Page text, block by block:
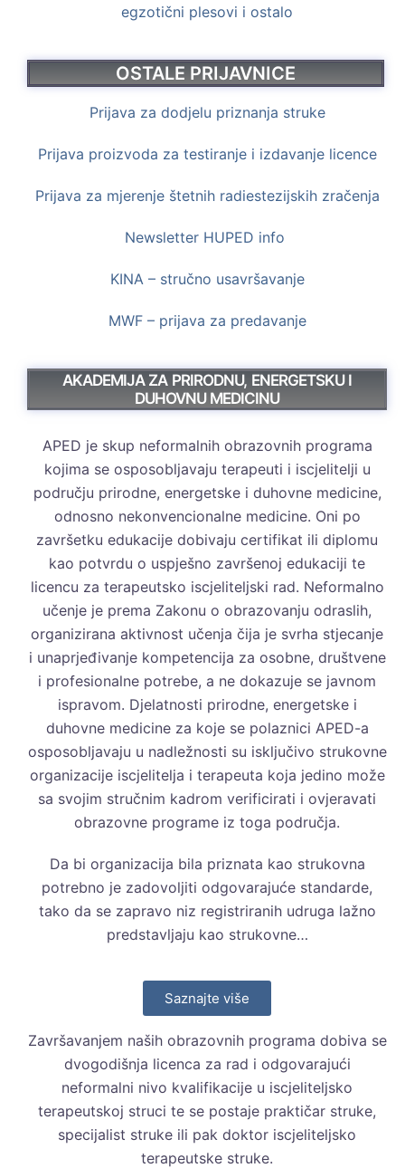
egzotični plesovi i ostalo
OSTALE PRIJAVNICE
Prijava za dodjelu priznanja struke
Prijava proizvoda za testiranje i izdavanje licence
Prijava za mjerenje štetnih radiestezijskih zračenja
Newsletter HUPED info
KINA – stručno usavršavanje
MWF – prijava za predavanje
AKADEMIJA ZA PRIRODNU, ENERGETSKU I
DUHOVNU MEDICINU
APED je skup neformalnih obrazovnih programa
kojima se osposobljavaju terapeuti i iscjelitelji u
području prirodne, energetske i duhovne medicine,
odnosno nekonvencionalne medicine. Oni po
završetku edukacije dobivaju certifikat ili diplomu
kao potvrdu o uspješno završenoj edukaciji te
licencu za terapeutsko iscjeliteljski rad. Neformalno
učenje je prema Zakonu o obrazovanju odraslih,
organizirana aktivnost učenja čija je svrha stjecanje
i unaprjeđivanje kompetencija za osobne, društvene
i profesionalne potrebe, a ne dokazuje se javnom
ispravom. Djelatnosti prirodne, energetske i
duhovne medicine za koje se polaznici APED-a
osposobljavaju u nadležnosti su isključivo strukovne
organizacije iscjelitelja i terapeuta koja jedino može
sa svojim stručnim kadrom verificirati i ovjeravati
obrazovne programe iz toga područja.
Da bi organizacija bila priznata kao strukovna
potrebno je zadovoljiti odgovarajuće standarde,
tako da se zapravo niz registriranih udruga lažno
predstavljaju kao strukovne…
Saznajte više
Završavanjem naših obrazovnih programa dobiva se
dvogodišnja licenca za rad i odgovarajući
neformalni nivo kvalifikacije u iscjeliteljsko
terapeutskoj struci te se postaje praktičar struke,
specijalist struke ili pak doktor iscjeliteljsko
terapeutske struke.